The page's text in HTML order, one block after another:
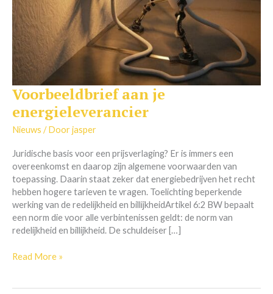
Voorbeeldbrief aan je
energieleverancier
Nieuws / Doorjasper
Juridische basis voor een prijsverlaging? Er is immers een
overeenkomst en daarop zijn algemene voorwaarden van
toepassing. Daarin staat zeker dat energiebedrijven het recht
hebben hogere tarieven te vragen. Toelichting beperkende
werking van de redelijkheid en billijkheidArtikel 6:2 BW bepaalt
een norm die voor alle verbintenissen geldt: de norm van
redelijkheid en billijkheid. De schuldeiser […]
Voorbeeldbrief
je
energieleverancier
Read More »